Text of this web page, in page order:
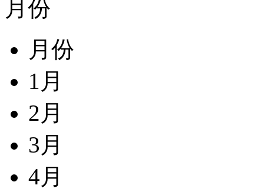
月份
月份
1月
2月
3月
4月